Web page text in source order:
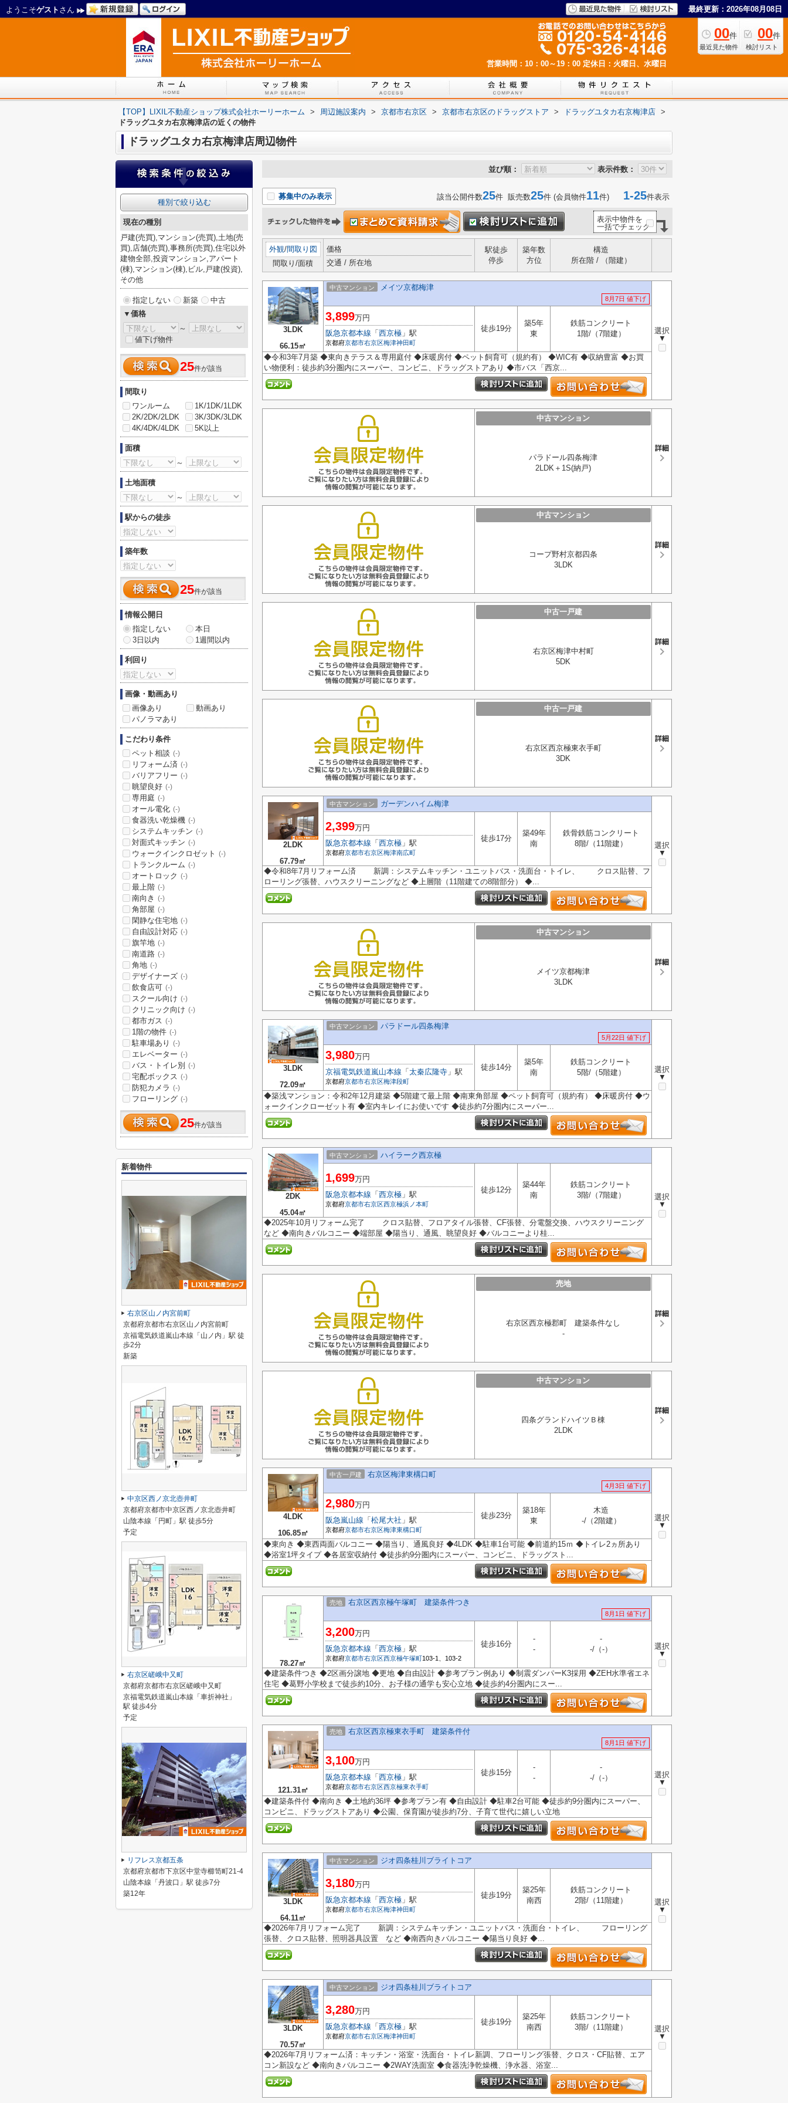
ようこそゲスト さん 最終更新：2026年08月08日
00件
最近見た物件
00件
検討リスト
営業時間：10：00～19：00 定休日：火曜日、水曜日
【TOP】LIXIL不動産ショップ株式会社ホーリーホーム > 周辺施設案内 > 京都市右京区 > 京都市右京区のドラッグストア > ドラッグユタカ右京梅津店 >
ドラッグユタカ右京梅津店の近くの物件
ドラッグユタカ右京梅津店周辺物件
並び順： 表示件数：
募集中のみ表示 該当公開件数25件 販売数25件 (会員物件11件) 1-25件表示
表示中物件を
一括でチェック
外観/間取り図
間取り/面積
価格
交通 / 所在地
駅徒歩
停歩
築年数
方位
構造
所在階 / （階建）
3LDK
66.15㎡
中古マンション メイツ京都梅津
8月7日 値下げ
選択
▼
3,899万円
阪急京都本線 「 西京極 」駅
京都府京都市右京区梅津神田町
徒歩19分
築5年
東
鉄筋コンクリート
1階/（7階建）
◆令和3年7月築 ◆東向きテラス＆専用庭付 ◆床暖房付 ◆ペット飼育可（規約有） ◆WIC有 ◆収納豊富 ◆お買
い物便利：徒歩約3分圏内にスーパー、コンビニ、ドラッグストアあり ◆市バス「西京...
中古マンション
パラドール四条梅津
2LDK＋1S(納戸)
中古マンション
コープ野村京都四条
3LDK
中古一戸建
右京区梅津中村町
5DK
中古一戸建
右京区西京極東衣手町
3DK
2LDK
67.79㎡
中古マンション ガーデンハイム梅津
選択
▼
2,399万円
阪急京都本線 「 西京極 」駅
京都府京都市右京区梅津南広町
徒歩17分
築49年
南
鉄骨鉄筋コンクリート
8階/（11階建）
◆令和8年7月リフォーム済 新調：システムキッチン・ユニットバス・洗面台・トイレ、 クロス貼替、フ
ローリング張替、ハウスクリーニングなど ◆上層階（11階建ての8階部分） ◆...
中古マンション
メイツ京都梅津
3LDK
3LDK
72.09㎡
中古マンション パラドール四条梅津
5月22日 値下げ
選択
▼
3,980万円
京福電気鉄道嵐山本線 「 太秦広隆寺 」駅
京都府京都市右京区梅津段町
徒歩14分
築5年
南
鉄筋コンクリート
5階/（5階建）
◆築浅マンション：令和2年12月建築 ◆5階建て最上階 ◆南東角部屋 ◆ペット飼育可（規約有） ◆床暖房付 ◆ウ
ォークインクローゼット有 ◆室内キレイにお使いです ◆徒歩約7分圏内にスーパー...
2DK
45.04㎡
中古マンション ハイラーク西京極
選択
▼
1,699万円
阪急京都本線 「 西京極 」駅
京都府京都市右京区西京極浜ノ本町
徒歩12分
築44年
南
鉄筋コンクリート
3階/（7階建）
◆2025年10月リフォーム完了 クロス貼替、フロアタイル張替、CF張替、分電盤交換、ハウスクリーニング
など ◆南向きバルコニー ◆端部屋 ◆陽当り、通風、眺望良好 ◆バルコニーより桂...
売地
右京区西京極郡町 建築条件なし
-
中古マンション
四条グランドハイツＢ棟
2LDK
4LDK
106.85㎡
中古一戸建 右京区梅津東構口町
4月3日 値下げ
選択
▼
2,980万円
阪急嵐山線 「 松尾大社 」駅
京都府京都市右京区梅津東構口町
徒歩23分
築18年
東
木造
-/（2階建）
◆東向き ◆東西両面バルコニー ◆陽当り、通風良好 ◆4LDK ◆駐車1台可能 ◆前道約15ｍ ◆トイレ2ヵ所あり
◆浴室1坪タイプ ◆各居室収納付 ◆徒歩約9分圏内にスーパー、コンビニ、ドラッグスト...
78.27㎡
売地 右京区西京極午塚町 建築条件つき
8月1日 値下げ
選択
▼
3,200万円
阪急京都本線 「 西京極 」駅
京都府京都市右京区西京極午塚町103-1、103-2
徒歩16分
-
-
-
-/（-）
◆建築条件つき ◆2区画分譲地 ◆更地 ◆自由設計 ◆参考プラン例あり ◆制震ダンパーK3採用 ◆ZEH水準省エネ
住宅 ◆葛野小学校まで徒歩約10分、お子様の通学も安心立地 ◆徒歩約4分圏内にスー...
121.31㎡
売地 右京区西京極東衣手町 建築条件付
8月1日 値下げ
選択
▼
3,100万円
阪急京都本線 「 西京極 」駅
京都府京都市右京区西京極東衣手町
徒歩15分
-
-
-
-/（-）
◆建築条件付 ◆南向き ◆土地約36坪 ◆参考プラン有 ◆自由設計 ◆駐車2台可能 ◆徒歩約9分圏内にスーパー、
コンビニ、ドラッグストアあり ◆公園、保育園が徒歩約7分、子育て世代に嬉しい立地
3LDK
64.11㎡
中古マンション ジオ四条桂川ブライトコア
選択
▼
3,180万円
阪急京都本線 「 西京極 」駅
京都府京都市右京区梅津神田町
徒歩19分
築25年
南西
鉄筋コンクリート
2階/（11階建）
◆2026年7月リフォーム完了 新調：システムキッチン・ユニットバス・洗面台・トイレ、 フローリング
張替、クロス貼替、照明器具設置 など ◆南西向きバルコニー ◆陽当り良好 ◆...
3LDK
70.57㎡
中古マンション ジオ四条桂川ブライトコア
選択
▼
3,280万円
阪急京都本線 「 西京極 」駅
京都府京都市右京区梅津神田町
徒歩19分
築25年
南西
鉄筋コンクリート
3階/（11階建）
◆2026年7月リフォーム済：キッチン・浴室・洗面台・トイレ新調、フローリング張替、クロス・CF貼替、エア
コン新設など ◆南向きバルコニー ◆2WAY洗面室 ◆食器洗浄乾燥機、浄水器、浴室...
種別で絞り込む
現在の種別
戸建(売買),マンション(売買),土地(売
買),店舗(売買),事務所(売買),住宅以外
建物全部,投資マンション,アパート
(棟),マンション(棟),ビル,戸建(投資),
その他
指定しない 新築
中古
▼価格
～
値下げ物件
25件が該当
間取り
ワンルーム
1K/1DK/1LDK
2K/2DK/2LDK
3K/3DK/3LDK
4K/4DK/4LDK
5K以上
面積
～
土地面積
～
駅からの徒歩
築年数
25件が該当
情報公開日
指定しない
本日
3日以内
1週間以内
利回り
画像・動画あり
画像あり
動画あり
パノラマあり
こだわり条件
ペット相談 (-)
リフォーム済 (-)
バリアフリー (-)
眺望良好 (-)
専用庭 (-)
オール電化 (-)
食器洗い乾燥機 (-)
システムキッチン (-)
対面式キッチン (-)
ウォークインクロゼット (-)
トランクルーム (-)
オートロック (-)
最上階 (-)
南向き (-)
角部屋 (-)
閑静な住宅地 (-)
自由設計対応 (-)
旗竿地 (-)
南道路 (-)
角地 (-)
デザイナーズ (-)
飲食店可 (-)
スクール向け (-)
クリニック向け (-)
都市ガス (-)
1階の物件 (-)
駐車場あり (-)
エレベーター (-)
バス・トイレ別 (-)
宅配ボックス (-)
防犯カメラ (-)
フローリング (-)
25件が該当
新着物件
右京区山ノ内宮前町
京都府京都市右京区山ノ内宮前町
京福電気鉄道嵐山本線「山ノ内」駅 徒
歩2分
新築
中京区西ノ京北壺井町
京都府京都市中京区西ノ京北壺井町
山陰本線「円町」駅 徒歩5分
予定
右京区嵯峨中又町
京都府京都市右京区嵯峨中又町
京福電気鉄道嵐山本線「車折神社」
駅 徒歩4分
予定
リフレス京都五条
京都府京都市下京区中堂寺櫛笥町21-4
山陰本線「丹波口」駅 徒歩7分
築12年